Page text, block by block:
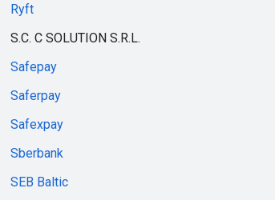
Ryft
S.C. C SOLUTION S.R.L.
Safepay
Saferpay
Safexpay
Sberbank
SEB Baltic